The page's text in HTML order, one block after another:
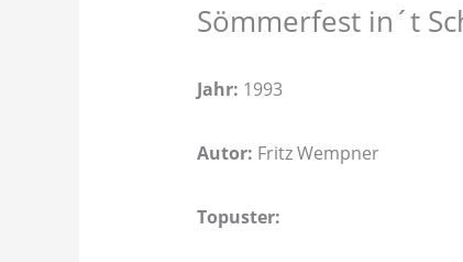
Sömmerfest in´t
Jahr: 1993
Autor: Fritz Wempner
Topuster: